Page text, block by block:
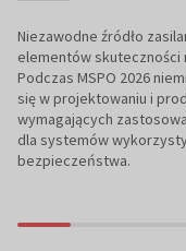
Niezawodne źródło
elementów
Podczas MSPO 2026
się w projektowaniu i
wymagających
dla systemów
bezpieczeństwa.